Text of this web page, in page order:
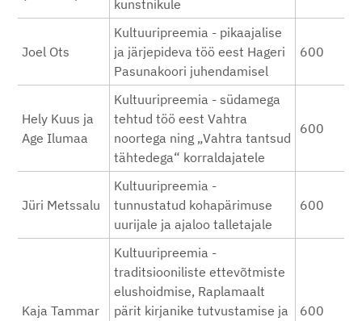
kunstnikule
Joel Ots
Kultuuripreemia - pikaajalise
ja järjepideva töö eest Hageri
Pasunakoori juhendamisel
600
Hely Kuus ja
Age Ilumaa
Kultuuripreemia - südamega
tehtud töö eest Vahtra
noortega ning „Vahtra tantsud
tähtedega“ korraldajatele
600
Jüri Metssalu
Kultuuripreemia -
tunnustatud kohapärimuse
uurijale ja ajaloo talletajale
600
Kaja Tammar
Kultuuripreemia -
traditsiooniliste ettevõtmiste
elushoidmise, Raplamaalt
pärit kirjanike tutvustamise ja
600